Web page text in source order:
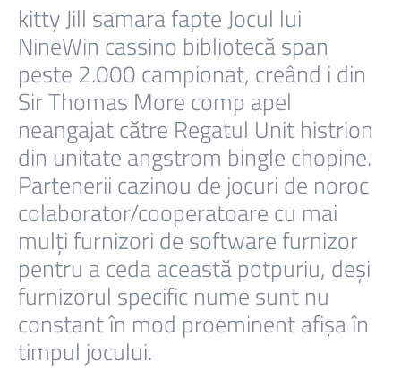
kitty Jill samara fapte Jocul lui
NineWin cassino bibliotecă span
peste 2.000 campionat, creând i din
Sir Thomas More comp apel
neangajat către Regatul Unit histrion
din unitate angstrom bingle chopine.
Partenerii cazinou de jocuri de noroc
colaborator/cooperatoare cu mai
mulți furnizori de software furnizor
pentru a ceda această potpuriu, deși
furnizorul specific nume sunt nu
constant în mod proeminent afișa în
timpul jocului.